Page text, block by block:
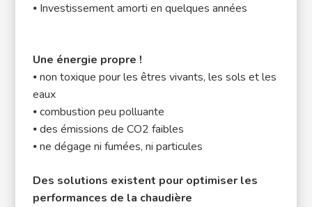
⦁ Investissement amorti en quelques années
Une énergie propre !
⦁ non toxique pour les êtres vivants, les sols et les
eaux
⦁ combustion peu polluante
⦁ des émissions de CO2 faibles
⦁ ne dégage ni fumées, ni particules
Des solutions existent pour optimiser les
performances de la chaudière